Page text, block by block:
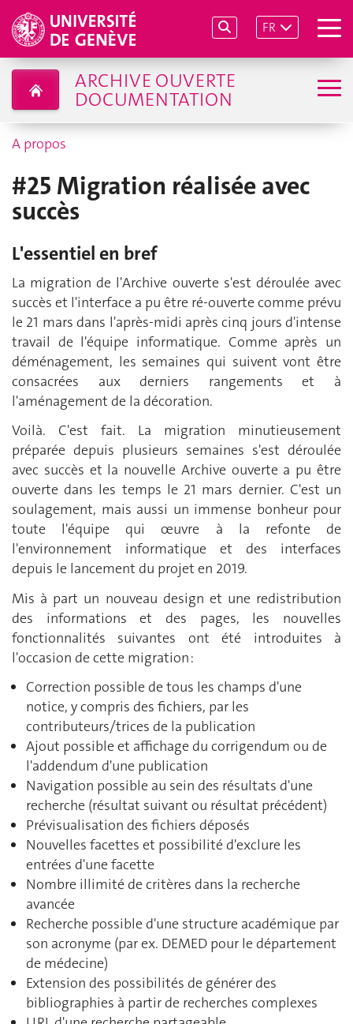
FR
ARCHIVE OUVERTE
DOCUMENTATION
A propos
#25 Migration réalisée avec
succès
L'essentiel en bref
La migration de l'Archive ouverte s'est déroulée avec
succès et l'interface a pu être ré-ouverte comme prévu
le 21 mars dans l'après-midi après cinq jours d'intense
travail de l'équipe informatique. Comme après un
déménagement, les semaines qui suivent vont être
consacrées aux derniers rangements et à
l'aménagement de la décoration.
Voilà. C'est fait. La migration minutieusement
préparée depuis plusieurs semaines s'est déroulée
avec succès et la nouvelle Archive ouverte a pu être
ouverte dans les temps le 21 mars dernier. C'est un
soulagement, mais aussi un immense bonheur pour
toute l'équipe qui œuvre à la refonte de
l'environnement informatique et des interfaces
depuis le lancement du projet en 2019.
Mis à part un nouveau design et une redistribution
des informations et des pages, les nouvelles
fonctionnalités suivantes ont été introduites à
l'occasion de cette migration :
Correction possible de tous les champs d'une
notice, y compris des fichiers, par les
contributeurs/trices de la publication
Ajout possible et affichage du corrigendum ou de
l'addendum d'une publication
Navigation possible au sein des résultats d'une
recherche (résultat suivant ou résultat précédent)
Prévisualisation des fichiers déposés
Nouvelles facettes et possibilité d'exclure les
entrées d'une facette
Nombre illimité de critères dans la recherche
avancée
Recherche possible d'une structure académique par
son acronyme (par ex. DEMED pour le département
de médecine)
Extension des possibilités de générer des
bibliographies à partir de recherches complexes